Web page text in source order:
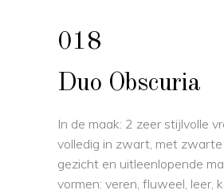
018
Duo Obscuria
In de maak: 2 zeer stijlvolle
volledig in zwart, met
gezicht en uitleenlopende
vormen: veren, fluweel, leer,